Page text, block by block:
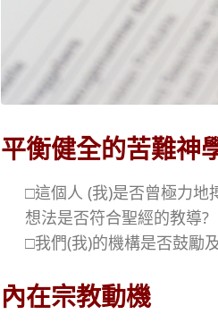
平衡健全的苦難神
□這個人 (我)是否曾極力地
想法是否符合聖經的教導?
□我們(我)的機構是否鼓勵
內在宗教動機